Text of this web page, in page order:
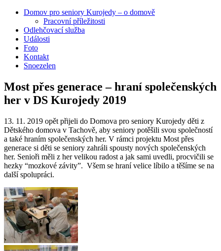
Domov pro seniory Kurojedy – o domově
Pracovní příležitosti
Odlehčovací služba
Události
Foto
Kontakt
Snoezelen
Most přes generace – hraní společenských
her v DS Kurojedy 2019
13. 11. 2019 opět přijeli do Domova pro seniory Kurojedy děti z
Dětského domova v Tachově, aby seniory potěšili svou společností
a také hraním společenských her. V rámci projektu Most přes
generace si děti se seniory zahráli spousty nových společenských
her. Senioři měli z her velikou radost a jak sami uvedli, procvičili se
hezky “mozkové závity”. Všem se hraní velice líbilo a těšíme se na
další spolupráci.